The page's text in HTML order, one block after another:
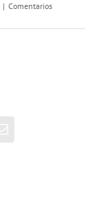
| Comentarios